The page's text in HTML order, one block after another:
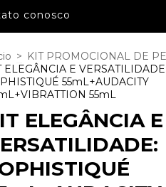
conosco
> KIT PROMOCIONAL DE
ELEGÂNCIA E VERSATILIDADE:
55mL+AUDACITY
55mL
ELEGÂNCIA E